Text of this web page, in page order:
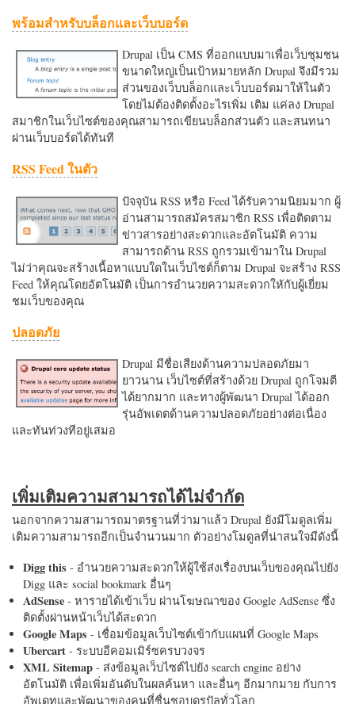
พร้อมสำหรับบล็อกและเว็บบอร์ด
Drupal เป็น CMS ที่ออกแบบมาเพื่อเว็บชุมชน
ขนาดใหญ่เป็นเป้าหมายหลัก Drupal จึงมีรวม
ส่วนของเว็บบล็อกและเว็บบอร์ดมาให้ในตัว
โดยไม่ต้องติดตั้งอะไรเพิ่ม เติม แค่ลง Drupal
สมาชิกในเว็บไซต์ของคุณสามารถเขียนบล็อกส่วนตัว และสนทนา
ผ่านเว็บบอร์ดได้ทันที
RSS Feed ในตัว
ปัจจุบัน RSS หรือ Feed ได้รับความนิยมมาก ผู้
อ่านสามารถสมัครสมาชิก RSS เพื่อติดตาม
ข่าวสารอย่างสะดวกและอัตโนมัติ ความ
สามารถด้าน RSS ถูกรวมเข้ามาใน Drupal
ไม่ว่าคุณจะสร้างเนื้อหาแบบใดในเว็บไซต์ก็ตาม Drupal จะสร้าง RSS
Feed ให้คุณโดยอัตโนมัติ เป็นการอำนวยความสะดวกใหักับผู้เยี่ยม
ชมเว็บของคุณ
ปลอดภัย
Drupal มีชื่อเสียงด้านความปลอดภัยมา
ยาวนาน เว็บไซต์ที่สร้างด้วย Drupal ถูกโจมตี
ได้ยากมาก และทางผู้พัฒนา Drupal ได้ออก
รุ่นอัพเดตด้านความปลอดภัยอย่างต่อเนื่อง
และทันท่วงทีอยู่เสมอ
เพิ่มเติมความสามารถได้ไม่จำกัด
นอกจากความสามารถมาตรฐานที่ว่ามาแล้ว Drupal ยังมีโมดูลเพิ่ม
เติมความสามารถอีกเป็นจำนวนมาก ตัวอย่างโมดูลที่น่าสนใจมีดังนี้
Digg this - อำนวยความสะดวกให้ผู้ใช้ส่งเรื่องบนเว็บของคุณไปยัง
Digg และ social bookmark อื่นๆ
AdSense - หารายได้เข้าเว็บ ผ่านโฆษณาของ Google AdSense ซึ่ง
ติดตั้งผ่านหน้าเว็บได้สะดวก
Google Maps - เชื่อมข้อมูลเว็บไซต์เข้ากับแผนที่ Google Maps
Ubercart - ระบบอีคอมเมิร์ซครบวงจร
XML Sitemap - ส่งข้อมูลเว็บไซต์ไปยัง search engine อย่าง
อัตโนมัติ เพื่อเพิ่มอันดับในผลค้นหา และอื่นๆ อีกมากมาย กับการ
อัพเดทและพัฒนาของคนที่ชื่นชอบดรูปัลทั่วโลก